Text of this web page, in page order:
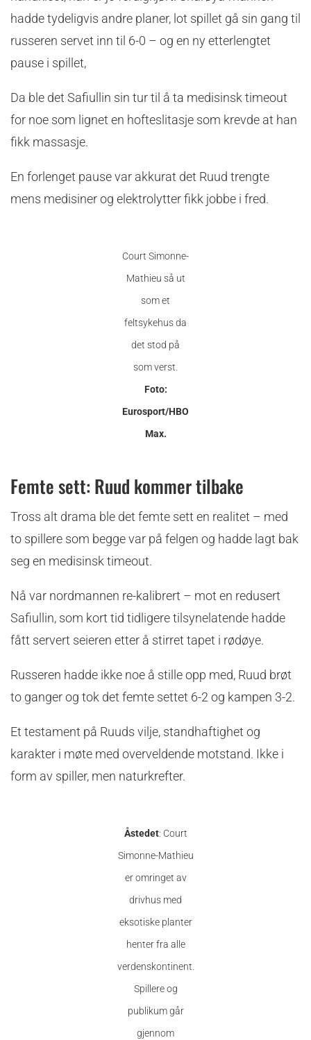
hadde tydeligvis andre planer, lot spillet gå sin gang til
russeren servet inn til 6-0 – og en ny etterlengtet
pause i spillet,
Da ble det Safiullin sin tur til å ta medisinsk timeout
for noe som lignet en hofteslitasje som krevde at han
fikk massasje.
En forlenget pause var akkurat det Ruud trengte
mens medisiner og elektrolytter fikk jobbe i fred.
Court Simonne-
Mathieu så ut
som et
feltsykehus da
det stod på
som verst.
Foto:
Eurosport/HBO
Max.
Femte sett: Ruud kommer tilbake
Tross alt drama ble det femte sett en realitet – med
to spillere som begge var på felgen og hadde lagt bak
seg en medisinsk timeout.
Nå var nordmannen re-kalibrert – mot en redusert
Safiullin, som kort tid tidligere tilsynelatende hadde
fått servert seieren etter å stirret tapet i rødøye.
Russeren hadde ikke noe å stille opp med, Ruud brøt
to ganger og tok det femte settet 6-2 og kampen 3-2.
Et testament på Ruuds vilje, standhaftighet og
karakter i møte med overveldende motstand. Ikke i
form av spiller, men naturkrefter.
Åstedet: Court
Simonne-Mathieu
er omringet av
drivhus med
eksotiske planter
henter fra alle
verdenskontinent.
Spillere og
publikum går
gjennom